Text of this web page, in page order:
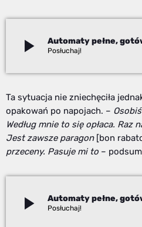
play_arrow
Ta sytuacja nie zniechęciła
opakowań po napojach. –
Według mnie to się opłaca. Raz
Jest zawsze paragon[bon
przeceny. Pasuje mi to –
play_arrow